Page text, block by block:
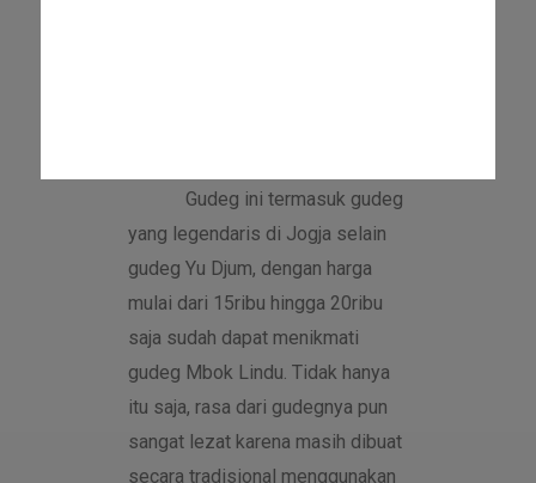
Gudeg ini termasuk gudeg
yang legendaris di Jogja selain
gudeg Yu Djum, dengan harga
mulai dari 15ribu hingga 20ribu
saja sudah dapat menikmati
gudeg Mbok Lindu. Tidak hanya
itu saja, rasa dari gudegnya pun
sangat lezat karena masih dibuat
secara tradisional menggunakan